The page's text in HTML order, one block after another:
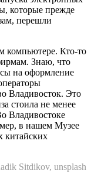
которые прежде
перешли
компьютере. Кто-то
Знаю, что
на оформление
Владивосток. Это
стоила не менее
Владивостоке
в нашем Музее
китайских
Sitdikov, unsplash